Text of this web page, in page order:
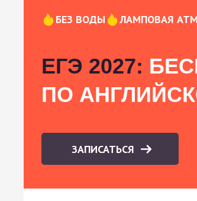
БЕЗ ВОДЫ ЛАМПОВАЯ
ЕГЭ 2027:
ПО
ЗАПИСАТЬСЯ